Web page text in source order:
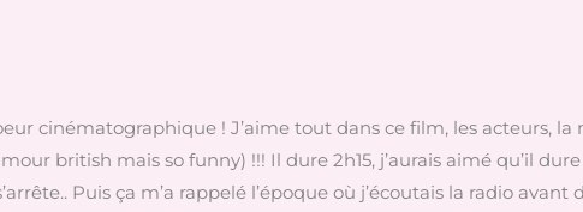
cinématographique ! J’aime tout dans ce film, les acteurs, la
british mais so funny) !!! Il dure 2h15, j’aurais aimé qu’il
Puis ça m’a rappelé l’époque où j’écoutais la radio avant